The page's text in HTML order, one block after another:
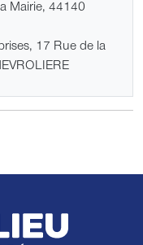
Mairie, 44140
17 Rue de la